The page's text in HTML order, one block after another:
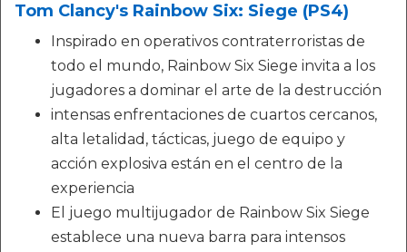
Tom Clancy's Rainbow Six: Siege (PS4)
Inspirado en operativos contraterroristas de
todo el mundo, Rainbow Six Siege invita a los
jugadores a dominar el arte de la destrucción
intensas enfrentaciones de cuartos cercanos,
alta letalidad, tácticas, juego de equipo y
acción explosiva están en el centro de la
experiencia
El juego multijugador de Rainbow Six Siege
establece una nueva barra para intensos